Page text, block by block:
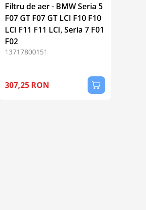
Filtru de aer - BMW Seria 5
F07 GT F07 GT LCI F10 F10
LCI F11 F11 LCI, Seria 7 F01
F02
13717800151
307,25 RON